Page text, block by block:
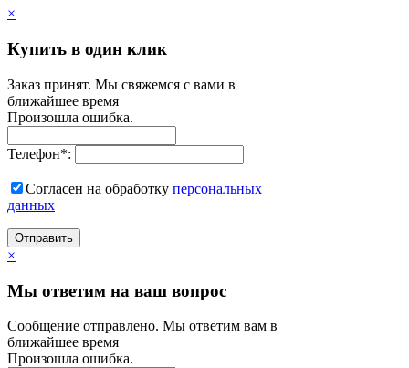
×
Купить в один клик
Заказ принят. Мы свяжемся с вами в
ближайшее время
Произошла ошибка.
Телефон*:
Согласен на обработку персональныx
данных
Отправить
×
Мы ответим на ваш вопрос
Сообщение отправлено. Мы ответим вам в
ближайшее время
Произошла ошибка.